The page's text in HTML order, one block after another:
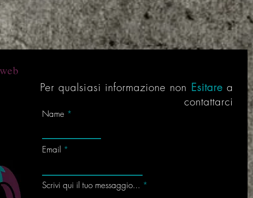
Per qualsiasi informazione non Esitare a
contattarci
Name
Email
Scrivi qui il tuo messaggio...